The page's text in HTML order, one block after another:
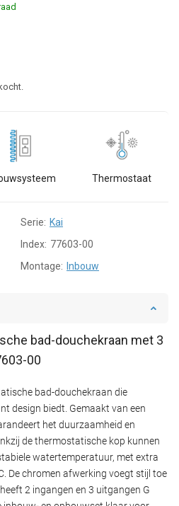
Thermostaat
Serie: Kai
Index: 77603-00
Montage: Inbouw
bad-douchekraan met 3
00
bad-douchekraan die
design biedt. Gemaakt van een
het duurzaamheid en
de thermostatische kop kunnen
watertemperatuur, met extra
De chromen afwerking voegt stijl toe
2 ingangen en 3 uitgangen G